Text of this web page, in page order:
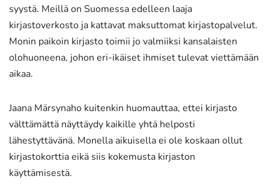
syystä. Meillä on Suomessa edelleen laaja
kirjastoverkosto ja kattavat maksuttomat kirjastopalvelut.
Monin paikoin kirjasto toimii jo valmiiksi kansalaisten
olohuoneena, johon eri-ikäiset ihmiset tulevat viettämään
aikaa.
Jaana Märsynaho kuitenkin huomauttaa, ettei kirjasto
välttämättä näyttäydy kaikille yhtä helposti
lähestyttävänä. Monella aikuisella ei ole koskaan ollut
kirjastokorttia eikä siis kokemusta kirjaston
käyttämisestä.